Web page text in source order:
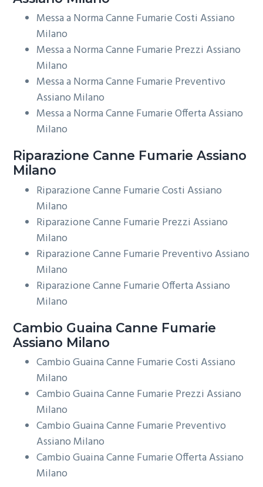
Messa a Norma Canne Fumarie Costi Assiano
Milano
Messa a Norma Canne Fumarie Prezzi Assiano
Milano
Messa a Norma Canne Fumarie Preventivo
Assiano Milano
Messa a Norma Canne Fumarie Offerta Assiano
Milano
Riparazione Canne Fumarie Assiano
Milano
Riparazione Canne Fumarie Costi Assiano
Milano
Riparazione Canne Fumarie Prezzi Assiano
Milano
Riparazione Canne Fumarie Preventivo Assiano
Milano
Riparazione Canne Fumarie Offerta Assiano
Milano
Cambio Guaina Canne Fumarie
Assiano Milano
Cambio Guaina Canne Fumarie Costi Assiano
Milano
Cambio Guaina Canne Fumarie Prezzi Assiano
Milano
Cambio Guaina Canne Fumarie Preventivo
Assiano Milano
Cambio Guaina Canne Fumarie Offerta Assiano
Milano